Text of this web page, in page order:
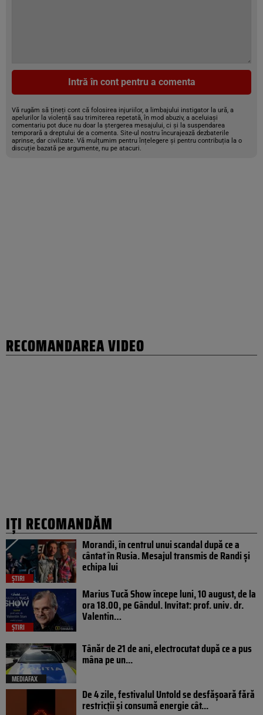
Intră în cont pentru a comenta
Vă rugăm să țineți cont că folosirea injuriilor, a limbajului instigator la ură, a
apelurilor la violență sau trimiterea repetată, în mod abuziv, a aceluiași
comentariu pot duce nu doar la ștergerea mesajului, ci și la suspendarea
temporară a dreptului de a comenta. Site-ul nostru încurajează dezbaterile
aprinse, dar civilizate. Vă mulțumim pentru înțelegere și pentru contribuția la o
discuție bazată pe argumente, nu pe atacuri.
RECOMANDAREA VIDEO
IȚI RECOMANDĂM
ȘTIRI
Morandi, în centrul unui scandal după ce a
cântat în Rusia. Mesajul transmis de Randi și
echipa lui
ȘTIRI
Marius Tucă Show începe luni, 10 august, de la
ora 18.00, pe Gândul. Invitat: prof. univ. dr.
Valentin…
MEDIAFAX
Tânăr de 21 de ani, electrocutat după ce a pus
mâna pe un...
De 4 zile, festivalul Untold se desfășoară fără
restricții și consumă energie cât...